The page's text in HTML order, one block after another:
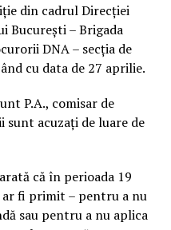
din cadrul Direcției
București – Brigada
DNA – secția de
cu data de 27 aprilie.
P.A., comisar de
sunt acuzați de luare de
că în perioada 19
ar fi primit – pentru a nu
sau pentru a nu aplica